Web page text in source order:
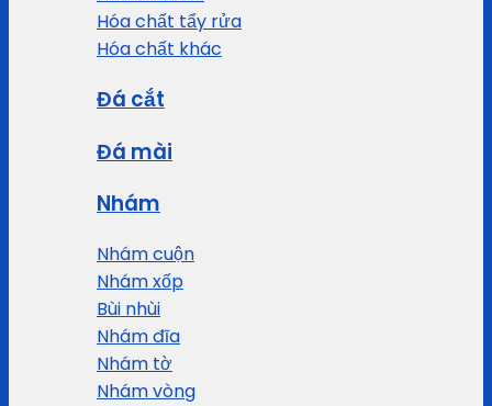
Hóa chất tẩy rửa
Hóa chất khác
Đá cắt
Đá mài
Nhám
Nhám cuộn
Nhám xốp
Bùi nhùi
Nhám đĩa
Nhám tờ
Nhám vòng